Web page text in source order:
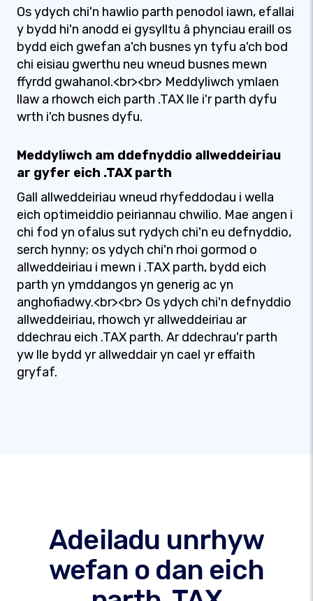
Os ydych chi'n hawlio parth penodol iawn, efallai
y bydd hi'n anodd ei gysylltu â phynciau eraill os
bydd eich gwefan a'ch busnes yn tyfu a'ch bod
chi eisiau gwerthu neu wneud busnes mewn
ffyrdd gwahanol.<br><br> Meddyliwch ymlaen
llaw a rhowch eich parth .TAX lle i'r parth dyfu
wrth i'ch busnes dyfu.
Meddyliwch am ddefnyddio allweddeiriau
ar gyfer eich .TAX parth
Gall allweddeiriau wneud rhyfeddodau i wella
eich optimeiddio peiriannau chwilio. Mae angen i
chi fod yn ofalus sut rydych chi'n eu defnyddio,
serch hynny; os ydych chi'n rhoi gormod o
allweddeiriau i mewn i .TAX parth, bydd eich
parth yn ymddangos yn generig ac yn
anghofiadwy.<br><br> Os ydych chi'n defnyddio
allweddeiriau, rhowch yr allweddeiriau ar
ddechrau eich .TAX parth. Ar ddechrau'r parth
yw lle bydd yr allweddair yn cael yr effaith
gryfaf.
Adeiladu unrhyw
wefan o dan eich